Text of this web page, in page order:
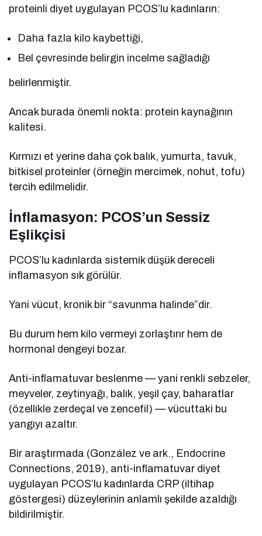
proteinli diyet uygulayan PCOS’lu kadınların:
Daha fazla kilo kaybettiği,
Bel çevresinde belirgin incelme sağladığı
belirlenmiştir.
Ancak burada önemli nokta: protein kaynağının
kalitesi.
Kırmızı et yerine daha çok balık, yumurta, tavuk,
bitkisel proteinler (örneğin mercimek, nohut, tofu)
tercih edilmelidir.
İnflamasyon: PCOS’un Sessiz
Eşlikçisi
PCOS’lu kadınlarda sistemik düşük dereceli
inflamasyon sık görülür.
Yani vücut, kronik bir “savunma halinde”dir.
Bu durum hem kilo vermeyi zorlaştırır hem de
hormonal dengeyi bozar.
Anti-inflamatuvar beslenme — yani renkli sebzeler,
meyveler, zeytinyağı, balık, yeşil çay, baharatlar
(özellikle zerdeçal ve zencefil) — vücuttaki bu
yangıyı azaltır.
Bir araştırmada (González ve ark., Endocrine
Connections, 2019), anti-inflamatuvar diyet
uygulayan PCOS’lu kadınlarda CRP (iltihap
göstergesi) düzeylerinin anlamlı şekilde azaldığı
bildirilmiştir.